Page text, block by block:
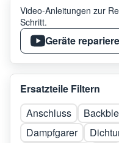
Video-Anleitungen zur
Schritt.
Geräte
Ersatzteile Filtern
Anschluss
Dampfgarer